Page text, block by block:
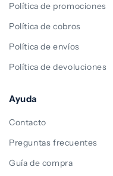
Política de promociones
Política de cobros
Política de envíos
Política de devoluciones
Ayuda
Contacto
Preguntas frecuentes
Guía de compra